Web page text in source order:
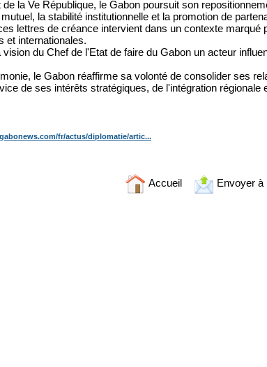
la Ve République, le Gabon poursuit son
la stabilité institutionnelle et la promotion de
lettres de créance intervient dans un contexte
et internationales.
du Chef de l'Etat de faire du Gabon un acteur
le Gabon réaffirme sa volonté de consolider ses
de ses intérêts stratégiques, de l'intégration régionale
fr/actus/diplomatie/artic...
Accueil Envoyer à